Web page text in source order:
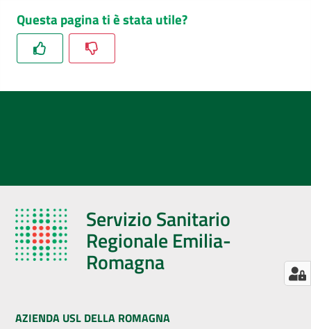
Questa pagina ti è stata utile?
Servizio Sanitario
Regionale Emilia-
Romagna
AZIENDA USL DELLA ROMAGNA